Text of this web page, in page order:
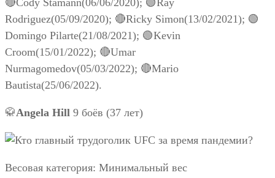
Rodriguez(05/09/2020); 🔴Ricky Simon(13/02/2021); 🟢
Domingo Pilarte(21/08/2021); 🟢Kevin
Croom(15/01/2022); 🔴Umar
Nurmagomedov(05/03/2022); 🔴Mario
Bautista(25/06/2022).
🥋Angela Hill 9 боёв (37 лет)
Весовая категория: Минимальный вес